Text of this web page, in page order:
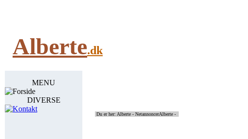
Alberte.dk
MENU
Forside
DIVERSE
Kontakt
Du er her: Alberte - NetannoncerAlberte -